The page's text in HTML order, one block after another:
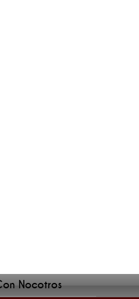
Nocotros